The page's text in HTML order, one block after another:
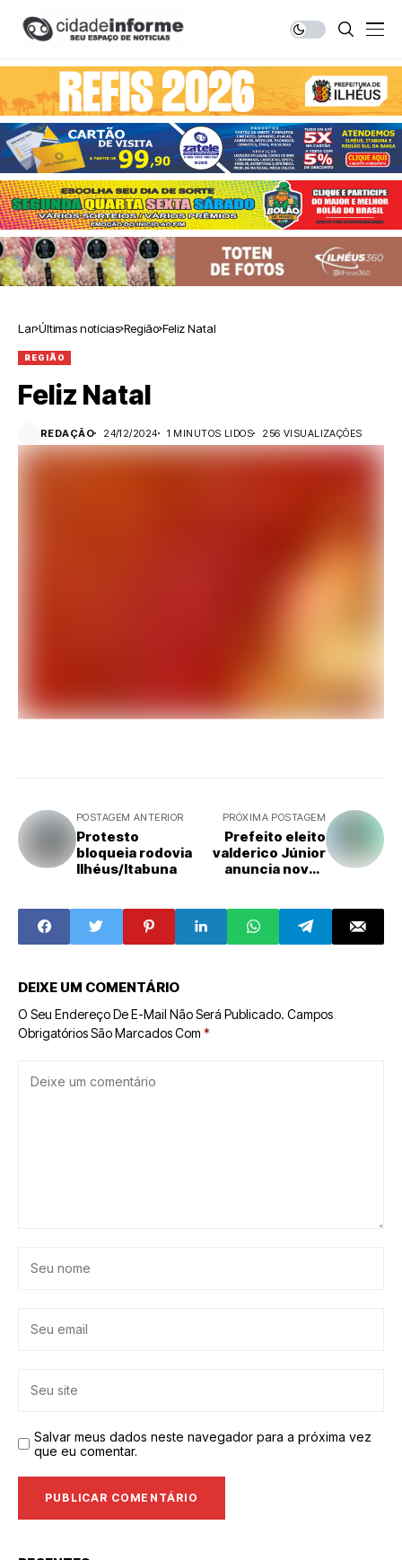
Lar Últimas notícias Região Feliz Natal
REGIÃO
Feliz Natal
REDAÇÃO 24/12/2024 1 MINUTOS LIDOS 256 VISUALIZAÇÕES
POSTAGEM ANTERIOR
Protesto
bloqueia rodovia
Ilhéus/Itabuna
PRÓXIMA POSTAGEM
Prefeito eleito
valderico Júnior
anuncia novos
DEIXE UM COMENTÁRIO
O Seu Endereço De E-Mail Não Será Publicado. Campos
Obrigatórios São Marcados Com *
Salvar meus dados neste navegador para a próxima vez
que eu comentar.